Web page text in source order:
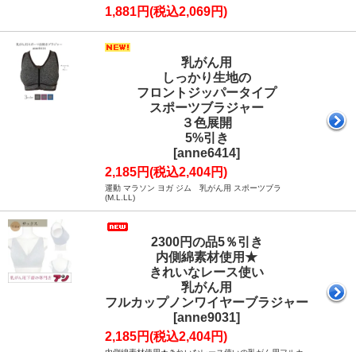
1,881円(税込2,069円)
乳がん用
しっかり生地の
フロントジッパータイプ
スポーツブラジャー
３色展開
5%引き
[anne6414]
2,185円(税込2,404円)
運動 マラソン ヨガ ジム 乳がん用 スポーツブラ
(M.L.LL)
2300円の品5％引き
内側綿素材使用★
きれいなレース使い
乳がん用
フルカップノンワイヤーブラジャー
[anne9031]
2,185円(税込2,404円)